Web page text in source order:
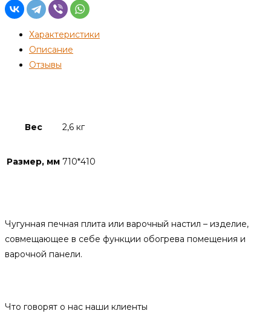
двухконфорочная
П2-
Характеристики
Описание
Отзывы
Вес 2,6 кг
Размер, мм 710*410
Чугунная печная плита или варочный настил – изделие,
совмещающее в себе функции обогрева помещения и
варочной панели.
Что говорят о нас наши клиенты